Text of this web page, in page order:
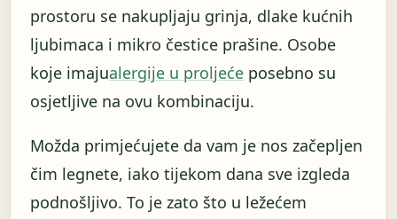
prostoru se nakupljaju grinja, dlake kućnih
ljubimaca i mikro čestice prašine. Osobe
koje imajualergije u proljeće posebno su
osjetljive na ovu kombinaciju.
Možda primjećujete da vam je nos začepljen
čim legnete, iako tijekom dana sve izgleda
podnošljivo. To je zato što u ležećem